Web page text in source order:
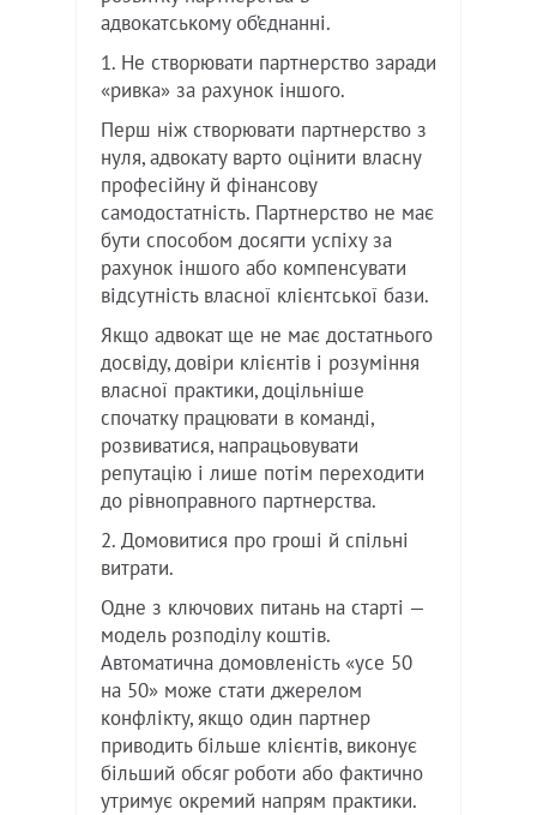
адвокатському об’єднанні.
1. Не створювати партнерство заради
«ривка» за рахунок іншого.
Перш ніж створювати партнерство з
нуля, адвокату варто оцінити власну
професійну й фінансову
самодостатність. Партнерство не має
бути способом досягти успіху за
рахунок іншого або компенсувати
відсутність власної клієнтської бази.
Якщо адвокат ще не має достатнього
досвіду, довіри клієнтів і розуміння
власної практики, доцільніше
спочатку працювати в команді,
розвиватися, напрацьовувати
репутацію і лише потім переходити
до рівноправного партнерства.
2. Домовитися про гроші й спільні
витрати.
Одне з ключових питань на старті —
модель розподілу коштів.
Автоматична домовленість «усе 50
на 50» може стати джерелом
конфлікту, якщо один партнер
приводить більше клієнтів, виконує
більший обсяг роботи або фактично
утримує окремий напрям практики.